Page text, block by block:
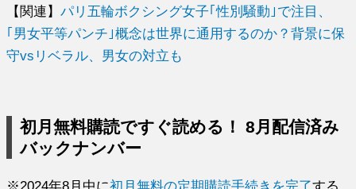
【関連】パリ五輪ボクシング女子｢性別騒動｣で注目、
｢男女平等パンチ｣概念は世界に通用するのか？背景に保
守vsリベラル、男女の対立も
初月無料購読ですぐ読める！ 8月配信済み
バックナンバー